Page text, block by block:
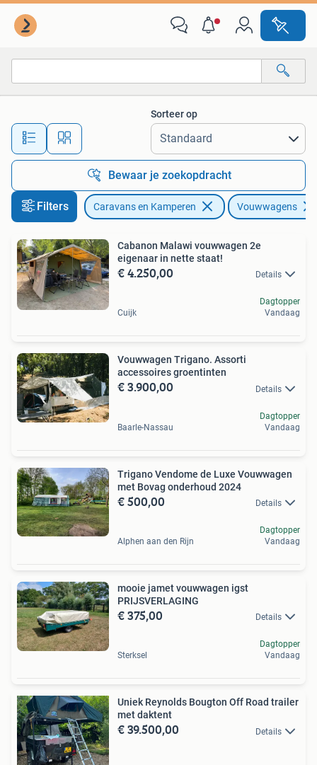
Alle afstanden…
Sorteer op
Bewaar je zoekopdracht
Filters Caravans en Kamperen Vouwwagens
Cabanon Malawi vouwwagen 2e
eigenaar in nette staat!
€ 4.250,00 Details
Cuijk
Dagtopper
Vandaag
Vouwwagen Trigano. Assorti
accessoires groentinten
€ 3.900,00 Details
Baarle-Nassau
Dagtopper
Vandaag
Trigano Vendome de Luxe Vouwwagen
met Bovag onderhoud 2024
€ 500,00 Details
Alphen aan den Rijn
Dagtopper
Vandaag
mooie jamet vouwwagen igst
PRIJSVERLAGING
€ 375,00 Details
Sterksel
Dagtopper
Vandaag
Uniek Reynolds Bougton Off Road trailer
met daktent
€ 39.500,00 Details